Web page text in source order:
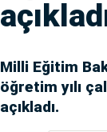
Milli Eğitim
öğretim yılı
açıkladı.